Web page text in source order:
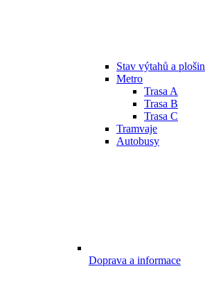
Stav výtahů a plošin
Metro
Trasa A
Trasa B
Trasa C
Tramvaje
Autobusy
Doprava a informace